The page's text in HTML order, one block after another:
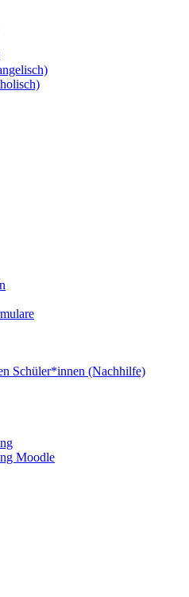
Schüler*innen (Nachhilfe)
Moodle